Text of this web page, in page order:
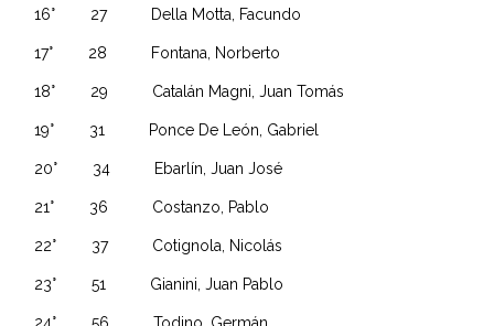
16° 27 Della Motta, Facundo
17° 28 Fontana, Norberto
18° 29 Catalán Magni, Juan Tomás
19° 31 Ponce De León, Gabriel
20° 34 Ebarlín, Juan José
21° 36 Costanzo, Pablo
22° 37 Cotignola, Nicolás
23° 51 Gianini, Juan Pablo